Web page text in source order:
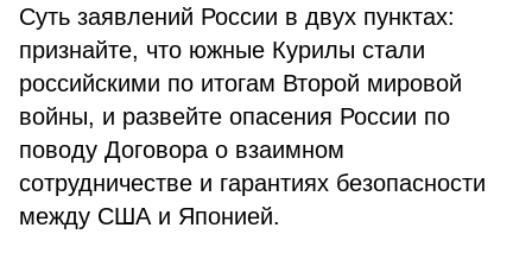
Суть заявлений России в двух пунктах:
признайте, что южные Курилы стали
российскими по итогам Второй мировой
войны, и развейте опасения России по
поводу Договора о взаимном
сотрудничестве и гарантиях безопасности
между США и Японией.